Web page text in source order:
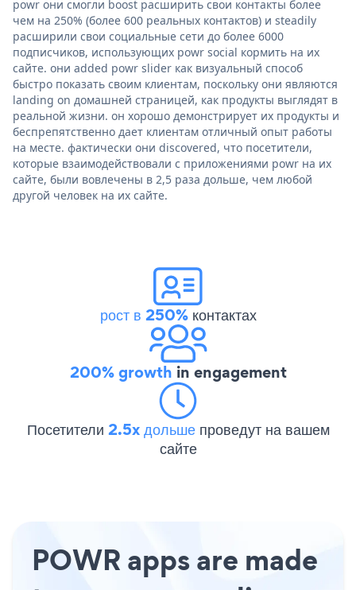
powr они смогли boost расширить свои контакты более
чем на 250% (более 600 реальных контактов) и steadily
расширили свои социальные сети до более 6000
подписчиков, использующих powr social кормить на их
сайте. они added powr slider как визуальный способ
быстро показать своим клиентам, поскольку они являются
landing on домашней страницей, как продукты выглядят в
реальной жизни. он хорошо демонстрирует их продукты и
беспрепятственно дает клиентам отличный опыт работы
на месте. фактически они discovered, что посетители,
которые взаимодействовали с приложениями powr на их
сайте, были вовлечены в 2,5 раза дольше, чем любой
другой человек на их сайте.
рост в 250%контактах
200% growth in engagement
Посетители 2.5x дольше проведут на вашем
сайте
POWR apps are made